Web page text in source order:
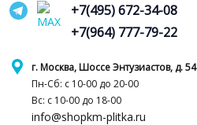
г. Москва, Шоссе Энтузиастов, д. 54
Пн-Сб: с 10-00 до 20-00
Вс: с 10-00 до 18-00
info@shopkm-plitka.ru
+7(495) 672-34-08
+7(964) 777-79-22